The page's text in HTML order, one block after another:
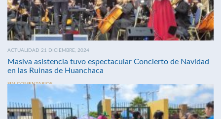
ACTUALIDAD 21 DICIEMBRE, 2024
Masiva asistencia tuvo espectacular Concierto de Navidad
en las Ruinas de Huanchaca
SIN COMENTARIOS